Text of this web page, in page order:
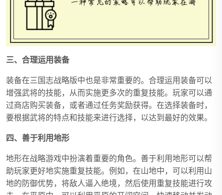
三、合理运用装备
装备在三国志战略版中也是非常重要的。合理运用装备可以
增强武将的技能，从而实施更多次的重复技能。玩家可以通
过商店购买装备，或者通过任务奖励获得。在选择装备时，
要根据武将的特点和技能来进行选择，以达到最好的效果。
四、善于利用地形
地形在战略游戏中扮演着重要的角色。善于利用地形可以帮
助玩家更好地实施重复技能。例如，在山地中，可以利用山
地的防御优势，将敌人逼入绝境，然后使用重复技能进行攻